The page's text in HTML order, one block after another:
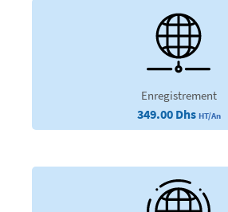
Enregistrement
349.00 Dhs HT/An